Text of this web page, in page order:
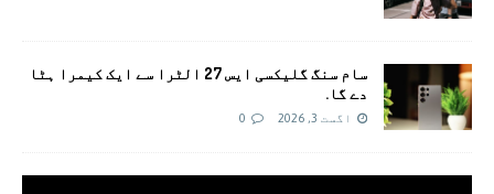
سام سنگ گلیکسی ایس 27 الٹرا سے ایک کیمرا ہٹا
دے گا.
اگست 3, 2026 0